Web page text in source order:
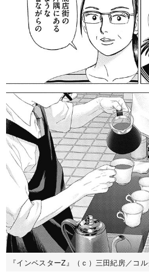
『インベスターZ』（ｃ）三田紀房／コル